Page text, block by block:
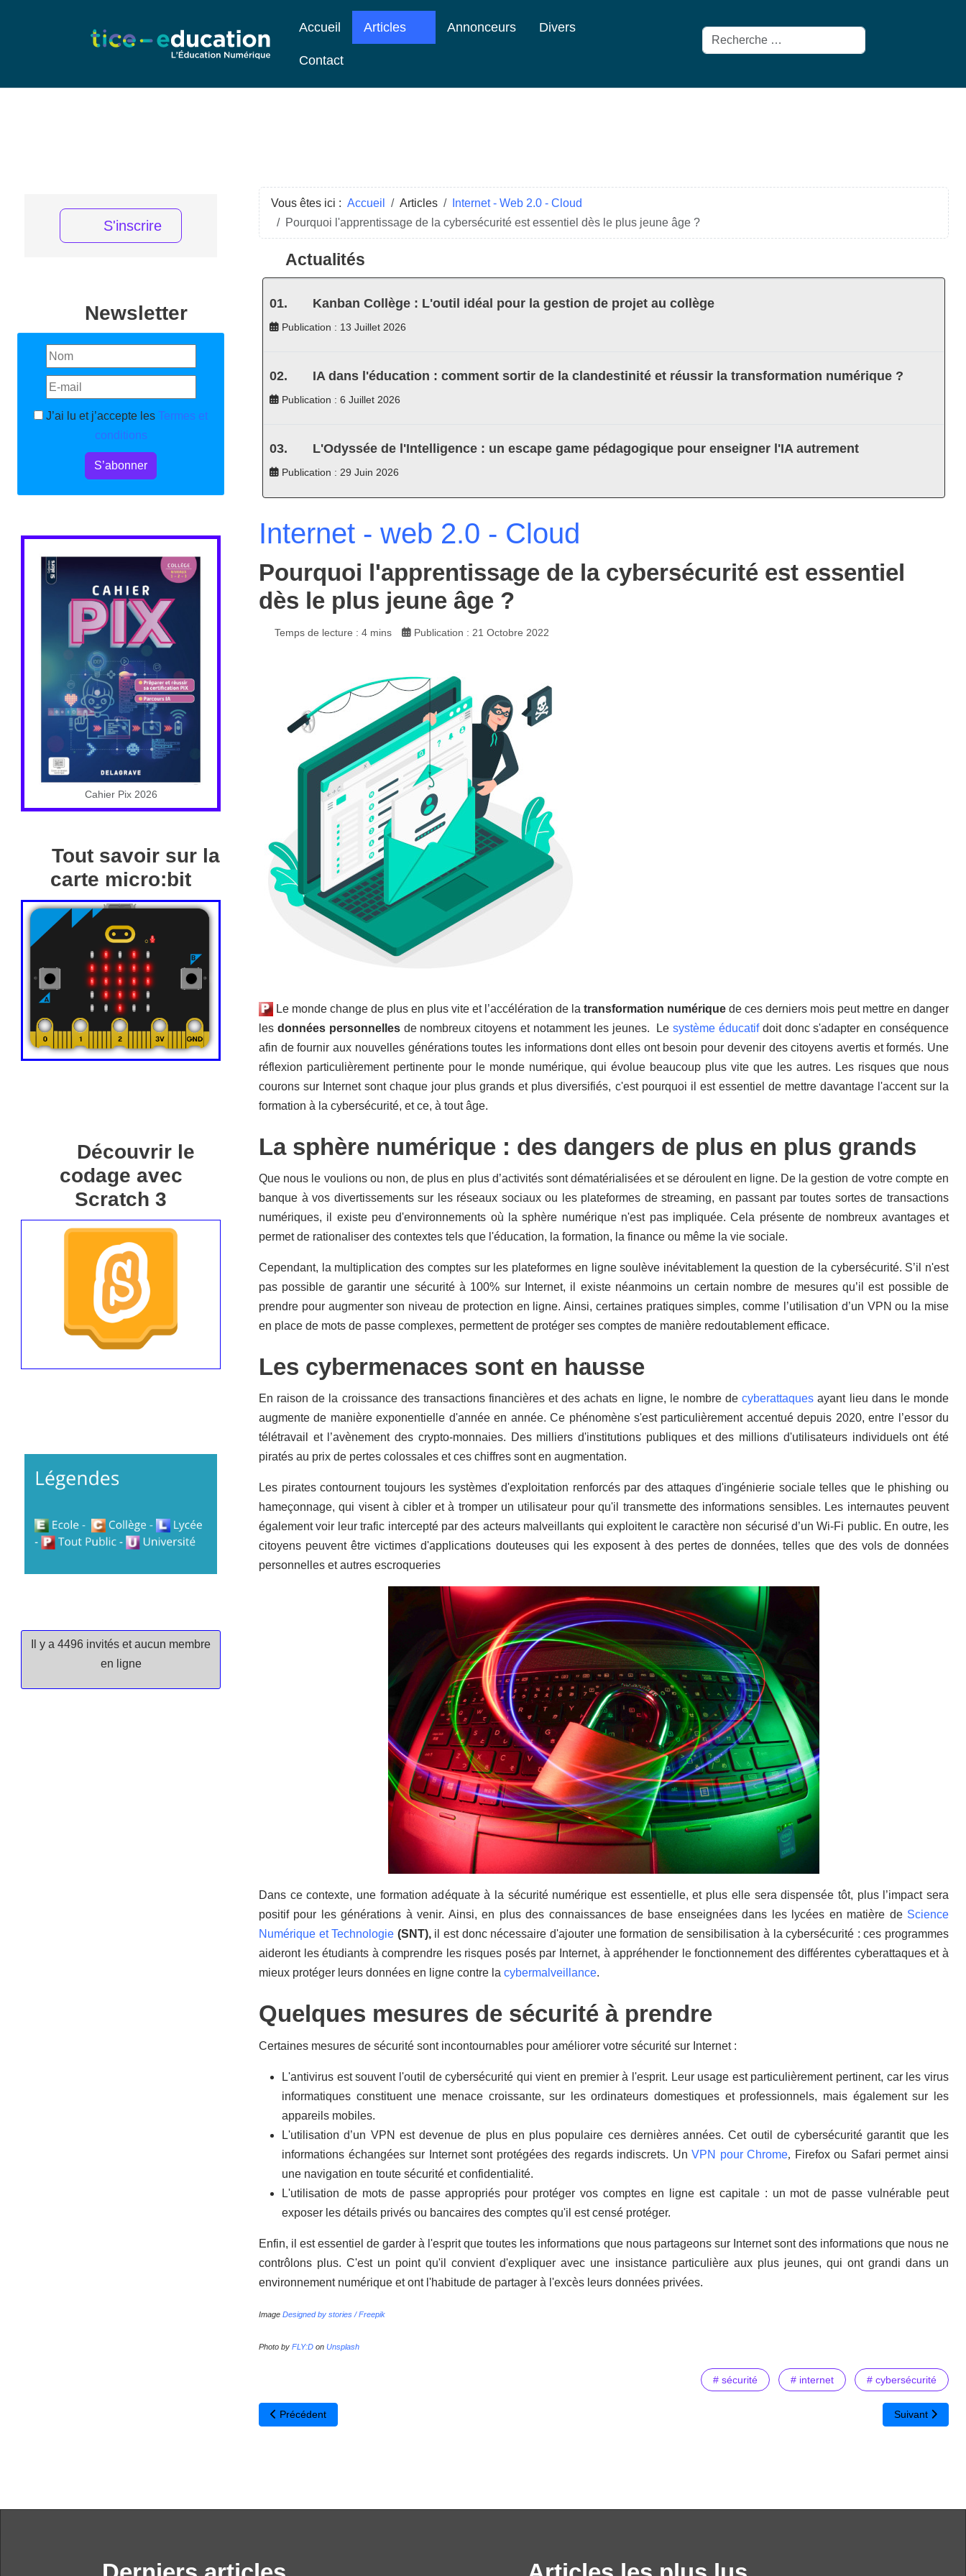
Accueil Articles Annonceurs Divers
Contact
Rechercher
S'inscrire
Newsletter
J’ai lu et j’accepte les Termes et
conditions
S’abonner
Cahier Pix 2026
Tout savoir sur la
carte micro:bit
Découvrir le
codage avec
Scratch 3
Il y a 4496 invités et aucun membre
en ligne
Vous êtes ici : Accueil Articles
Internet - Web 2.0 - Cloud
Pourquoi l'apprentissage de la cybersécurité est essentiel dès le plus jeune âge ?
Actualités
Kanban Collège : L'outil idéal pour la gestion de projet au collège
Publication : 13 Juillet 2026
IA dans l'éducation : comment sortir de la clandestinité et réussir la transformation numérique ?
Publication : 6 Juillet 2026
L'Odyssée de l'Intelligence : un escape game pédagogique pour enseigner l'IA autrement
Publication : 29 Juin 2026
Internet - web 2.0 - Cloud
Pourquoi l'apprentissage de la cybersécurité est essentiel
dès le plus jeune âge ?
Temps de lecture : 4 mins Publication : 21 Octobre 2022
Le monde change de plus en plus vite et l’accélération de la transformation numérique de ces derniers mois peut mettre en danger
les données personnellesde nombreux citoyens et notamment les jeunes. Lesystème éducatif doit donc s'adapter en conséquence
afin de fournir aux nouvelles générations toutes les informations dont elles ont besoin pour devenir des citoyens avertis et formés. Une
réflexion particulièrement pertinente pour le monde numérique, qui évolue beaucoup plus vite que les autres. Les risques que nous
courons sur Internet sont chaque jour plus grands et plus diversifiés, c'est pourquoi il est essentiel de mettre davantage l'accent sur la
formation à la cybersécurité, et ce, à tout âge.
La sphère numérique : des dangers de plus en plus grands
Que nous le voulions ou non, de plus en plus d’activités sont dématérialisées et se déroulent en ligne. De la gestion de votre compte en
banque à vos divertissements sur les réseaux sociaux ou les plateformes de streaming, en passant par toutes sortes de transactions
numériques, il existe peu d'environnements où la sphère numérique n'est pas impliquée. Cela présente de nombreux avantages et
permet de rationaliser des contextes tels que l'éducation, la formation, la finance ou même la vie sociale.
Cependant, la multiplication des comptes sur les plateformes en ligne soulève inévitablement la question de la cybersécurité. S’il n'est
pas possible de garantir une sécurité à 100% sur Internet, il existe néanmoins un certain nombre de mesures qu’il est possible de
prendre pour augmenter son niveau de protection en ligne. Ainsi, certaines pratiques simples, comme l’utilisation d’un VPN ou la mise
en place de mots de passe complexes, permettent de protéger ses comptes de manière redoutablement efficace.
Les cybermenaces sont en hausse
En raison de la croissance des transactions financières et des achats en ligne, le nombre decyberattaques ayant lieu dans le monde
augmente de manière exponentielle d'année en année. Ce phénomène s'est particulièrement accentué depuis 2020, entre l’essor du
télétravail et l’avènement des crypto-monnaies. Des milliers d'institutions publiques et des millions d'utilisateurs individuels ont été
piratés au prix de pertes colossales et ces chiffres sont en augmentation.
Les pirates contournent toujours les systèmes d'exploitation renforcés par des attaques d'ingénierie sociale telles que le phishing ou
hameçonnage, qui visent à cibler et à tromper un utilisateur pour qu'il transmette des informations sensibles. Les internautes peuvent
également voir leur trafic intercepté par des acteurs malveillants qui exploitent le caractère non sécurisé d’un Wi-Fi public. En outre, les
citoyens peuvent être victimes d'applications douteuses qui les exposent à des pertes de données, telles que des vols de données
personnelles et autres escroqueries
Dans ce contexte, une formation adéquate à la sécurité numérique est essentielle, et plus elle sera dispensée tôt, plus l’impact sera
positif pour les générations à venir. Ainsi, en plus des connaissances de base enseignées dans les lycées en matière de Science
Numérique et Technologie (SNT),il est donc nécessaire d'ajouter une formation de sensibilisation à la cybersécurité : ces programmes
aideront les étudiants à comprendre les risques posés par Internet, à appréhender le fonctionnement des différentes cyberattaques et à
mieux protéger leurs données en ligne contre la cybermalveillance.
Quelques mesures de sécurité à prendre
Certaines mesures de sécurité sont incontournables pour améliorer votre sécurité sur Internet :
L'antivirus est souvent l'outil de cybersécurité qui vient en premier à l'esprit. Leur usage est particulièrement pertinent, car les virus
informatiques constituent une menace croissante, sur les ordinateurs domestiques et professionnels, mais également sur les
appareils mobiles.
L'utilisation d’un VPN est devenue de plus en plus populaire ces dernières années. Cet outil de cybersécurité garantit que les
informations échangées sur Internet sont protégées des regards indiscrets. UnVPN pour Chrome, Firefox ou Safari permet ainsi
une navigation en toute sécurité et confidentialité.
L'utilisation de mots de passe appropriés pour protéger vos comptes en ligne est capitale : un mot de passe vulnérable peut
exposer les détails privés ou bancaires des comptes qu'il est censé protéger.
Enfin, il est essentiel de garder à l'esprit que toutes les informations que nous partageons sur Internet sont des informations que nous ne
contrôlons plus. C'est un point qu'il convient d'expliquer avec une insistance particulière aux plus jeunes, qui ont grandi dans un
environnement numérique et ont l'habitude de partager à l'excès leurs données privées.
Image Designed by stories / Freepik
Photo by FLY:D on Unsplash
# sécurité # internet # cybersécurité
Article précédent : Quiz : « En ligne : as-tu les bons réflexes ? »
Précédent Article suivant
Suivant